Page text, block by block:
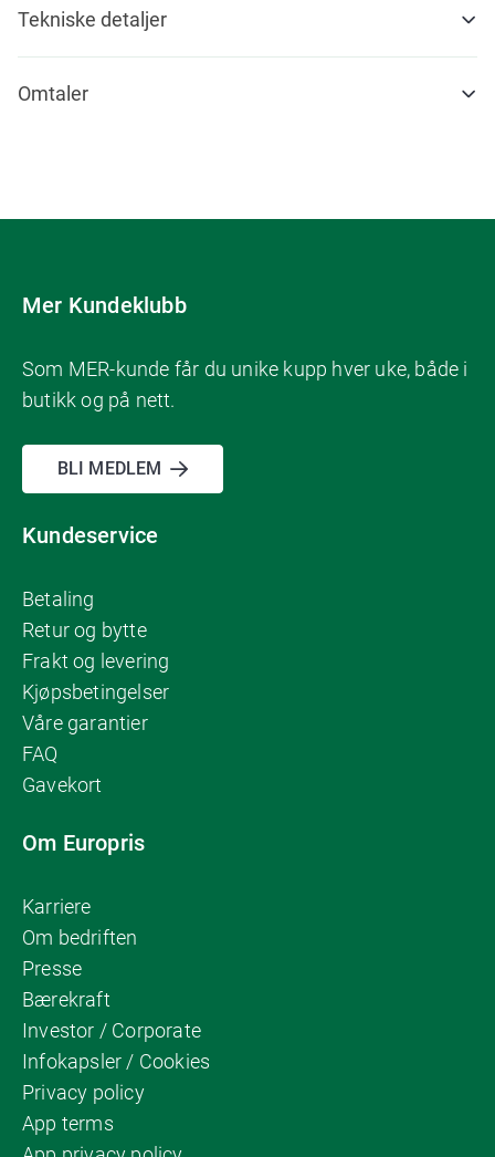
Tekniske detaljer
Omtaler
Mer Kundeklubb
Som MER-kunde får du unike kupp hver uke, både i
butikk og på nett.
BLI MEDLEM
Kundeservice
Betaling
Retur og bytte
Frakt og levering
Kjøpsbetingelser
Våre garantier
FAQ
Gavekort
Om Europris
Karriere
Om bedriften
Presse
Bærekraft
Investor / Corporate
Infokapsler / Cookies
Privacy policy
App terms